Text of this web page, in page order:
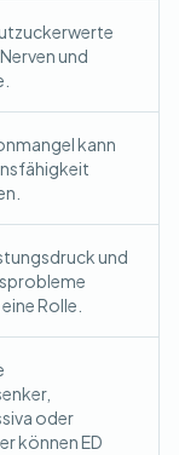
und
kann
und
Rolle.
oder
können ED